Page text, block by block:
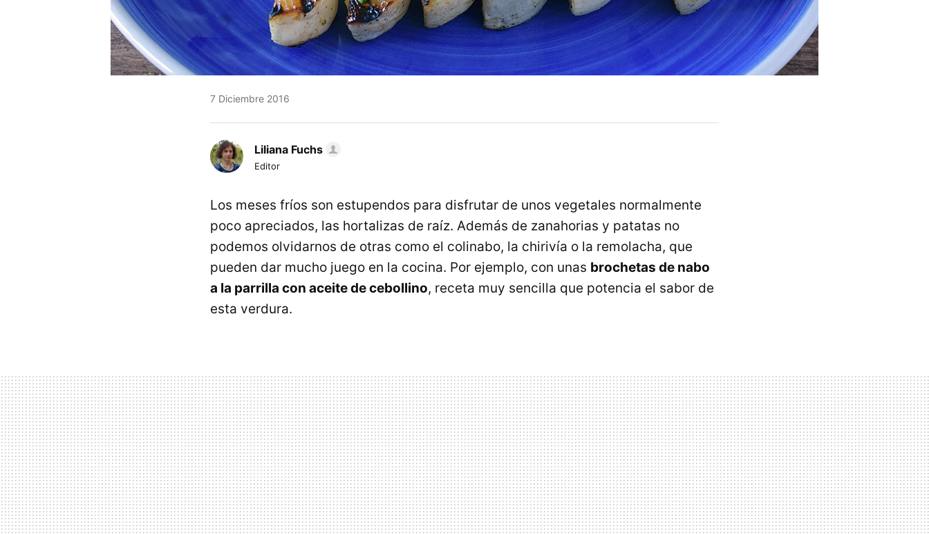
7 Diciembre 2016
Liliana Fuchs
Editor
Los meses fríos son estupendos para disfrutar de unos vegetales normalmente
poco apreciados, las hortalizas de raíz. Además de zanahorias y patatas no
podemos olvidarnos de otras como el colinabo, la chirivía o la remolacha, que
pueden dar mucho juego en la cocina. Por ejemplo, con unas brochetas de nabo
a la parrilla con aceite de cebollino, receta muy sencilla que potencia el sabor de
esta verdura.